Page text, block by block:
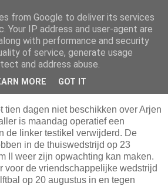
on a Bentley
11, 2003
tien dagen niet beschikken over Arjen
is maandag operatief een
de linker testikel verwijderd. De
in de thuiswedstrijd op 23
II weer zijn opwachting kan maken.
voor de vriendschappelijke wedstrijd
op 20 augustus in en tegen
from Google to deliver its services
Your IP address and user-agent are
with performance and security
of service, generate usage
and address abuse.
MORE GOT IT